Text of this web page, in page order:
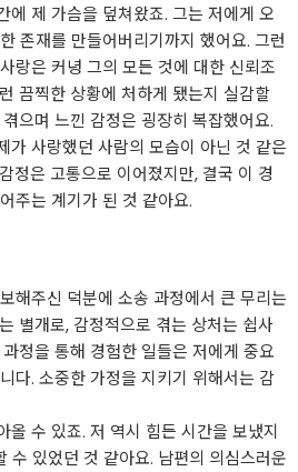
에 제 가슴을 덮쳐왔죠. 그는 저에게 오
존재를 만들어버리기까지 했어요. 그런
랑은 커녕 그의 모든 것에 대한 신뢰조
끔찍한 상황에 처하게 됐는지 실감할
으며 느낀 감정은 굉장히 복잡했어요.
가 사랑했던 사람의 모습이 아닌 것 같은
정은 고통으로 이어졌지만, 결국 이 경
주는 계기가 된 것 같아요.
해주신 덕분에 소송 과정에서 큰 무리는
별개로, 감정적으로 겪는 상처는 쉽사
정을 통해 경험한 일들은 저에게 중요
다. 소중한 가정을 지키기 위해서는 감
올 수 있죠. 저 역시 힘든 시간을 보냈지
수 있었던 것 같아요. 남편의 의심스러운